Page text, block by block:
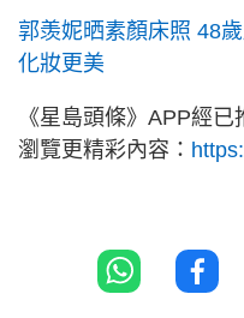
郭羡妮晒素顏床照 48
化妝更美
《星島頭條》APP經
瀏覽更精彩內容：